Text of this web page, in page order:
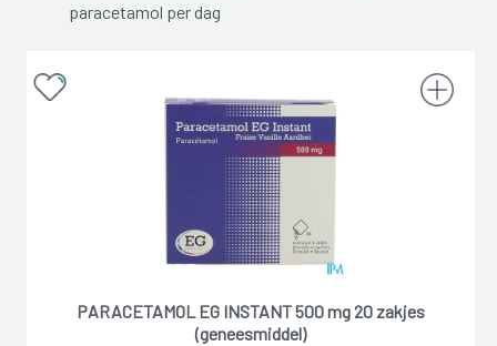
paracetamol per dag
PARACETAMOL EG INSTANT 500 mg 20 zakjes
(geneesmiddel)